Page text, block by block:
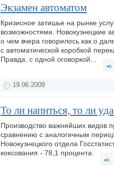
Экзамен автоматом
Кризисное затишье на рынке
возможностями. Новокузнецкие
о чем вчера говорилось как о
с автоматической коробкой
Правда, с одной оговоркой...
19.06.2009
То ли напиться, то ли
Производство важнейших видов
сравнению с аналогичным
Новокузнецкого отдела
коксования - 78,1 процента.